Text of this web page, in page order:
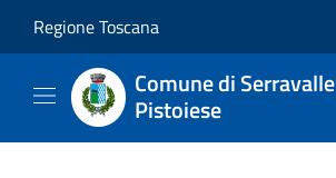
Regione Toscana
Comune di Serravalle
Pistoiese